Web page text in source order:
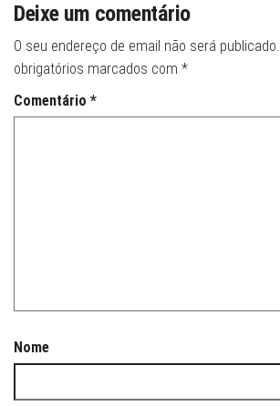
Deixe um comentário
O seu endereço de email não será publicado.
obrigatórios marcados com *
Comentário *
Nome